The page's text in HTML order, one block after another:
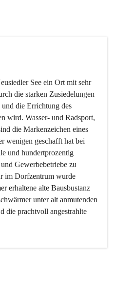
See ein Ort mit sehr
die starken Zusiedelungen
die Errichtung des
wird. Wasser- und Radsport,
die Markenzeichen eines
wenigen geschafft hat bei
und hundertprozentig
Gewerbebetriebe zu
im Dorfzentrum wurde
erhaltene alte Bausbustanz
unter alt anmutenden
die prachtvoll angestrahlte
nicht mehr, ist aber integrativer